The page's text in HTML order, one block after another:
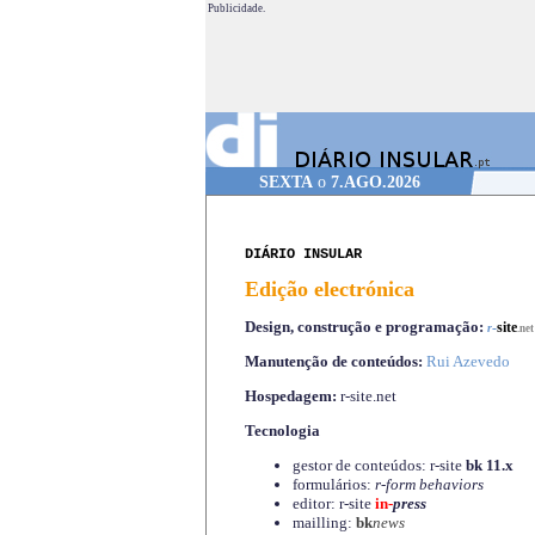
Publicidade.
SEXTAo 7.AGO.2026
DIÁRIO INSULAR
Edição electrónica
Design, construção e programação: r-site.net
Manutenção de conteúdos: Rui Azevedo
Hospedagem: r-site.net
Tecnologia
gestor de conteúdos: r-site bk 11.x
formulários: r-form behaviors
editor: r-site in-press
mailling: bknews